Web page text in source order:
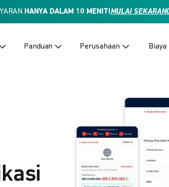
HANYA DALAM 10 MENIT!MULAI
Panduan Perusahaan Biaya